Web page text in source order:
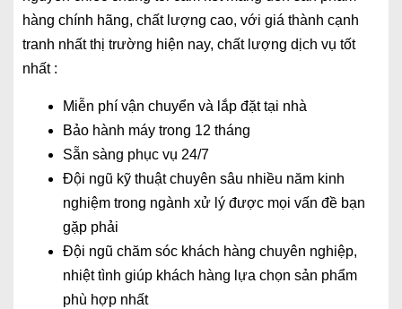
hàng chính hãng, chất lượng cao, với giá thành cạnh
tranh nhất thị trường hiện nay, chất lượng dịch vụ tốt
nhất :
Miễn phí vận chuyển và lắp đặt tại nhà
Bảo hành máy trong 12 tháng
Sẵn sàng phục vụ 24/7
Đội ngũ kỹ thuật chuyên sâu nhiều năm kinh
nghiệm trong ngành xử lý được mọi vấn đề bạn
gặp phải
Đội ngũ chăm sóc khách hàng chuyên nghiệp,
nhiệt tình giúp khách hàng lựa chọn sản phẩm
phù hợp nhất